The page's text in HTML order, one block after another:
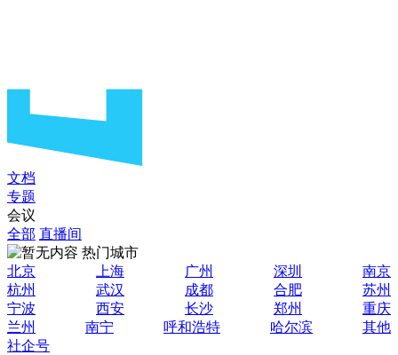
文档
专题
会议
全部 直播间
热门城市
北京
上海 广州 深圳
南京
杭州
武汉 成都 合肥
苏州
宁波
西安 长沙 郑州
重庆
兰州
南宁 呼和浩特 哈尔滨
其他
社企号